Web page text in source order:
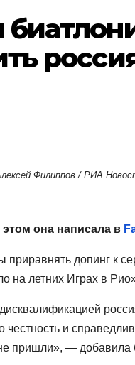
Филиппов / РИА
этом она написала в
приравнять допинг к
на летних Играх в
честность и
пришли», — добавила